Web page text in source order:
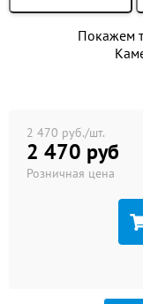
Покажем
2 470 руб./шт.
2 470 руб
Розничная цена